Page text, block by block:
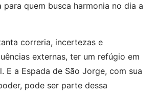
quem busca harmonia no dia a
correria, incertezas e
externas, ter um refúgio em
E a Espada de São Jorge, com sua
pode ser parte dessa